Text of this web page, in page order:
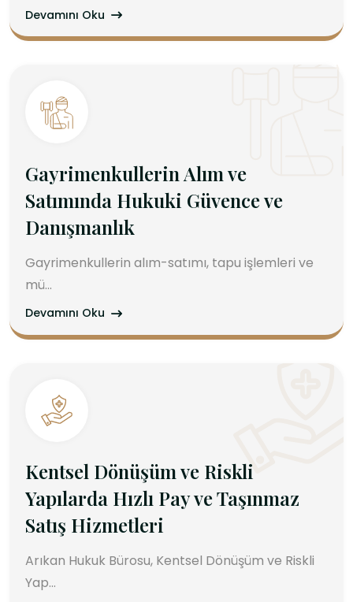
Devamını Oku
Gayrimenkullerin Alım ve
Satımında Hukuki Güvence ve
Danışmanlık
Gayrimenkullerin alım-satımı, tapu işlemleri ve
mü...
Devamını Oku
Kentsel Dönüşüm ve Riskli
Yapılarda Hızlı Pay ve Taşınmaz
Satış Hizmetleri
Arıkan Hukuk Bürosu, Kentsel Dönüşüm ve Riskli
Yap...